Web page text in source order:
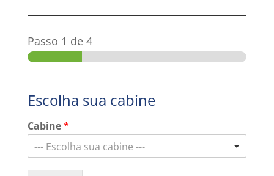
Passo 1 de 4
Escolha sua cabine
Cabine*
--- Escolha sua cabine ---